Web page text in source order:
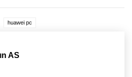
huawei pc
AS